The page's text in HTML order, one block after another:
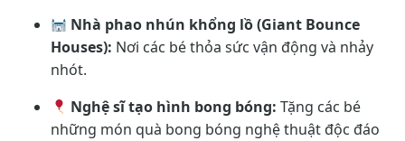
Nhà phao nhún khổng lồ (Giant Bounce
Houses): Nơi các bé thỏa sức vận động và nhảy
nhót.
Nghệ sĩ tạo hình bong bóng: Tặng các bé
những món quà bong bóng nghệ thuật độc đáo